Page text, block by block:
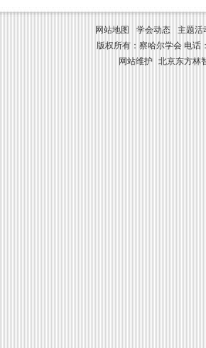
网站地图 学会动态
主题活
版权所有：察哈尔学会 电话
网站维护 北京东方林